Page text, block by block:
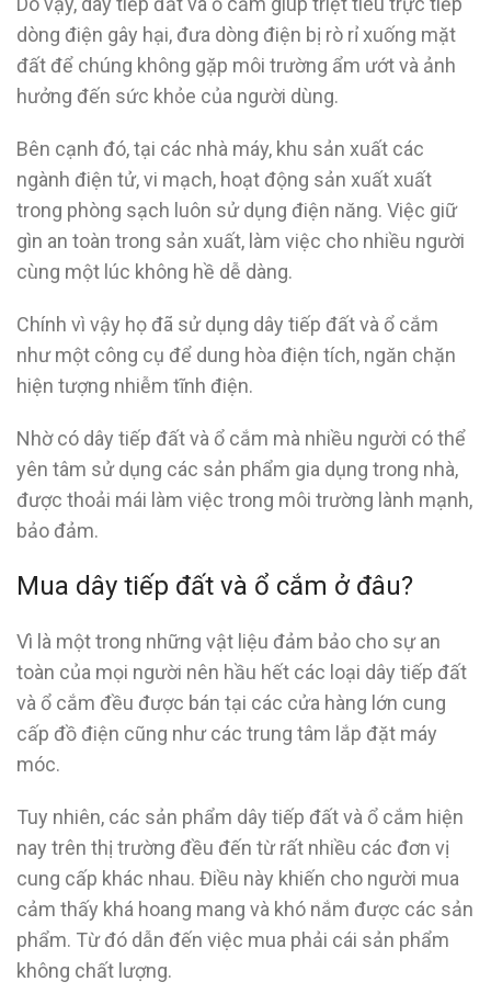
dòng điện gây hại, đưa dòng điện bị rò rỉ xuống mặt
đất để chúng không gặp môi trường ẩm ướt và ảnh
hưởng đến sức khỏe của người dùng.
Bên cạnh đó, tại các nhà máy, khu sản xuất các
ngành điện tử, vi mạch, hoạt động sản xuất xuất
trong phòng sạch luôn sử dụng điện năng. Việc giữ
gìn an toàn trong sản xuất, làm việc cho nhiều người
cùng một lúc không hề dễ dàng.
Chính vì vậy họ đã sử dụng dây tiếp đất và ổ cắm
như một công cụ để dung hòa điện tích, ngăn chặn
hiện tượng nhiễm tĩnh điện.
Nhờ có dây tiếp đất và ổ cắm mà nhiều người có thể
yên tâm sử dụng các sản phẩm gia dụng trong nhà,
được thoải mái làm việc trong môi trường lành mạnh,
bảo đảm.
Mua dây tiếp đất và ổ cắm ở đâu?
Vì là một trong những vật liệu đảm bảo cho sự an
toàn của mọi người nên hầu hết các loại dây tiếp đất
và ổ cắm đều được bán tại các cửa hàng lớn cung
cấp đồ điện cũng như các trung tâm lắp đặt máy
móc.
Tuy nhiên, các sản phẩm dây tiếp đất và ổ cắm hiện
nay trên thị trường đều đến từ rất nhiều các đơn vị
cung cấp khác nhau. Điều này khiến cho người mua
cảm thấy khá hoang mang và khó nắm được các sản
phẩm. Từ đó dẫn đến việc mua phải cái sản phẩm
không chất lượng.